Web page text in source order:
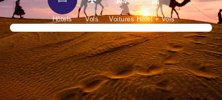
Hôtels Vols Voitures Hôtel + Vols